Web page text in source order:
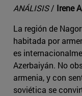
ANÁLISIS/ Irene
La región de
habitada por
es
Azerbaiyán. No
armenia, y con
soviética se